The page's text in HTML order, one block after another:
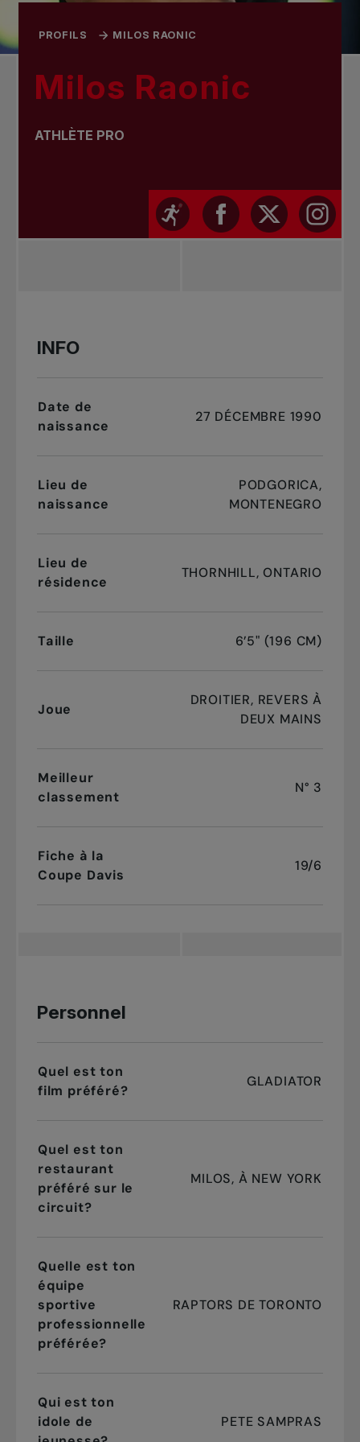
PROFILS MILOS RAONIC
Milos Raonic
ATHLÈTE PRO
INFO
Date de
naissance
27 DÉCEMBRE 1990
Lieu de
naissance
PODGORICA,
MONTENEGRO
Lieu de
résidence
THORNHILL, ONTARIO
Taille 6’5" (196 CM)
Joue
DROITIER, REVERS À
DEUX MAINS
Meilleur
classement
N° 3
Fiche à la
Coupe Davis
19/6
Personnel
Quel est ton
film préféré?
GLADIATOR
Quel est ton
restaurant
préféré sur le
circuit?
MILOS, À NEW YORK
Quelle est ton
équipe
sportive
professionnelle
préférée?
RAPTORS DE TORONTO
Qui est ton
idole de
PETE SAMPRAS